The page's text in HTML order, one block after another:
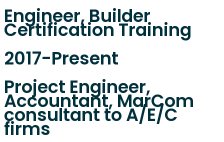
Engineer, Builder
Certification Training
2017-Present
Project Engineer,
Accountant, MarCom
consultant to A/E/C
firms